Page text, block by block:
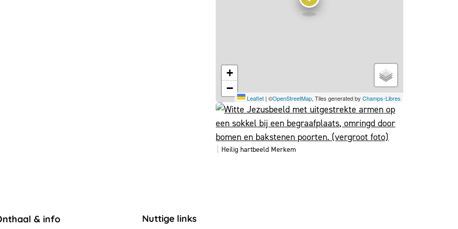
+
−
Leaflet | ©OpenStreetMap, Tiles generated by Champs-Libres
Heilig hartbeeld Merkem
& openingsuren
& info Nuttige links